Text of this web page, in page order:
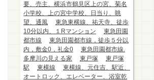
要、売主、横浜市鶴見区上の宮、菊名
小学校、上の宮中学校、日当り、眺
望、通風
東急東横線、祐天寺、徒歩
10分以内、１Rマンション
東急田園
都市線
東急田園都市線，徒歩５分以
内，敷金0，礼金0
東急田園都市線.
多摩川の見える家
東戸塚
東戸塚
駅
東横線
東横線、元住吉、駅近、
オートロック、エレベーター、浴室乾